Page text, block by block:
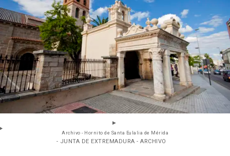
Archivo - Hornito de Santa Eulalia de Mérida
- JUNTA DE EXTREMADURA - ARCHIVO